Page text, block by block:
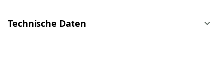
Technische Daten